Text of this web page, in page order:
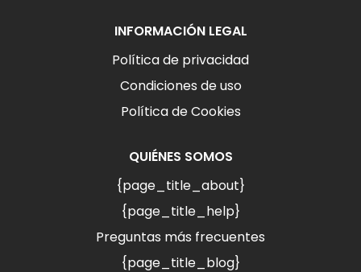
INFORMACIÓN LEGAL
Política de privacidad
Condiciones de uso
Política de Cookies
QUIÉNES SOMOS
{page_title_about}
{page_title_help}
Preguntas más frecuentes
{page_title_blog}